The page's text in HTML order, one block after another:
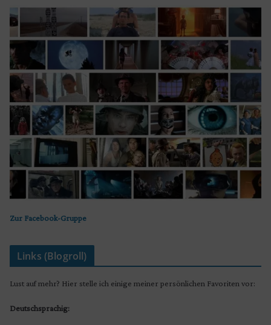
Zur Facebook-Gruppe
Links (Blogroll)
Lust auf mehr? Hier stelle ich einige meiner persönlichen Favoriten vor:
Deutschsprachig: